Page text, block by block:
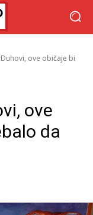
ove običaje bi
ove
da